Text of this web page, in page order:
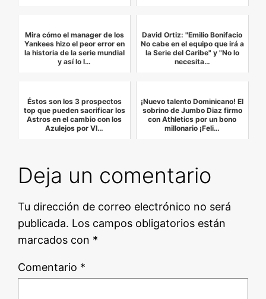
Mira cómo el manager de los
Yankees hizo el peor error en
la historia de la serie mundial
y así lo l…
David Ortiz: "Emilio Bonifacio
No cabe en el equipo que irá a
la Serie del Caribe" y "No lo
necesita…
Éstos son los 3 prospectos
top que pueden sacrificar los
Astros en el cambio con los
Azulejos por Vl…
¡Nuevo talento Dominicano! El
sobrino de Jumbo Diaz firmo
con Athletics por un bono
millonario ¡Feli…
Deja un comentario
Tu dirección de correo electrónico no será
publicada. Los campos obligatorios están
marcados con *
Comentario *